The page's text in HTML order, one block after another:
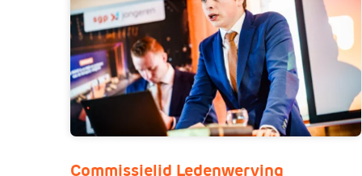
Commissielid Ledenwerving